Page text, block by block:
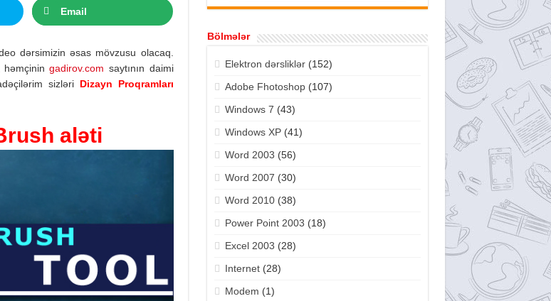
Email
dərsimizin əsas mövzusu olacaq.
həmçiningadirov.com saytının daimi
sizləri Dizayn Proqramları
aləti
Bölmələr
Elektron dərsliklər(152)
Adobe Fhotoshop(107)
Windows 7 (43)
Windows XP(41)
Word 2003 (56)
Word 2007 (30)
Word 2010(38)
Power Point 2003 (18)
Excel 2003 (28)
Internet(28)
Modem (1)